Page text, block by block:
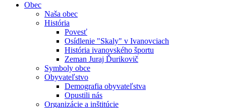
Obec
Naša obec
História
Povesť
Osídlenie "Skaly" v Ivanovciach
História ivanovského športu
Zeman Juraj Ďurikovič
Symboly obce
Obyvateľstvo
Demografia obyvateľstva
Opustili nás
Organizácie a inštitúcie